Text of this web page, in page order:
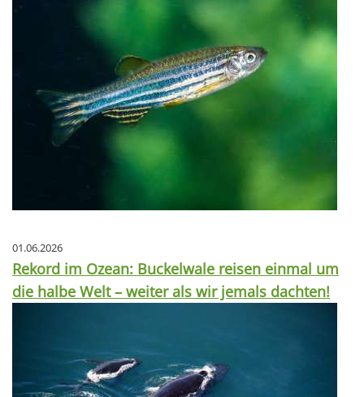
01.06.2026
Rekord im Ozean: Buckelwale reisen einmal um
die halbe Welt – weiter als wir jemals dachten!